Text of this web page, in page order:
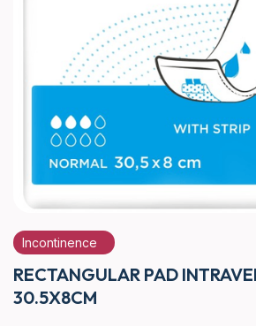
Incontinence
RECTANGULAR PAD
30.5X8CM